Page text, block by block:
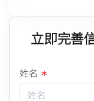
立即完善
姓名